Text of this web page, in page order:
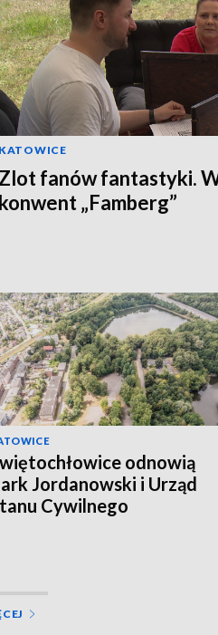
KATOWICE
Zlot fanów fantastyki.
konwent „Famberg”
odnowią
Jordanowski i Urząd
Cywilnego